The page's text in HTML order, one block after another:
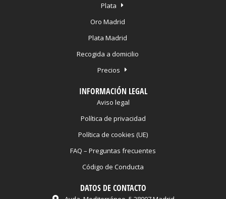
Plata
Oro Madrid
Plata Madrid
Recogida a domicilio
Precios
INFORMACIÓN LEGAL
Aviso legal
Política de privacidad
Política de cookies (UE)
FAQ – Preguntas frecuentes
Código de Conducta
DATOS DE CONTACTO